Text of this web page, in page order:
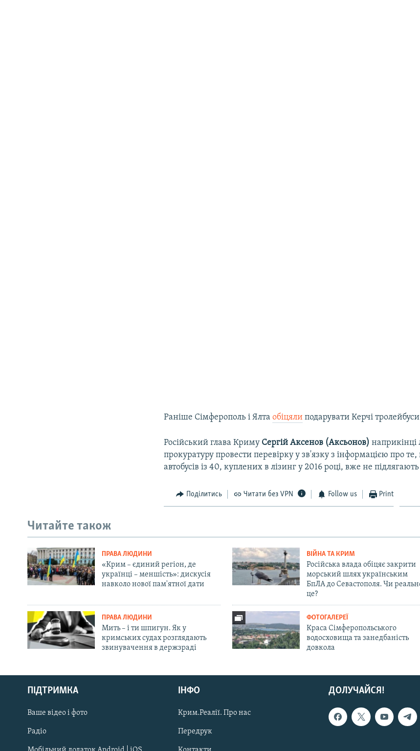
Русский
Qırımtatar
ДОЛУЧАЙСЯ!
Раніше Сімферополь і Ялтаобіцяли подарувати Керчі
Російський глава Криму Сергій Аксенов (Аксьонов) наприкінці
прокуратуру провести перевірку у зв'язку з інформацією про
автобусів із 40, куплених в лізинг у 2016 році, вже не
Поділитись Читати без VPN Follow us Print
Читайте також
ПРАВА ЛЮДИНИ
«Крим – єдиний регіон, де
українці – меншість»: дискусія
навколо нової пам'ятної дати
ВІЙНА ТА КРИМ
Російська влада обіцяє закрити
морський шлях українським
БпЛА до Севастополя. Чи
це?
ПРАВА ЛЮДИНИ
Мить – і ти шпигун. Як у
кримських судах розглядають
звинувачення в держзраді
ФОТОГАЛЕРЕЇ
Краса Сімферопольського
водосховища та занедбаність
довкола
ДОЛУЧАЙСЯ!
ПІДТРИМКА
Ваше відео і фото
Радіо
ІНФО
Крим.Реалії. Про нас
Передрук